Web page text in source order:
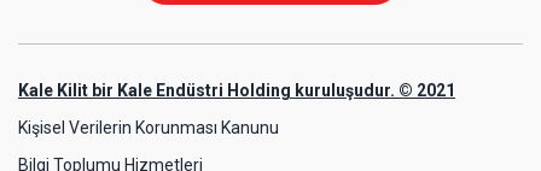
Kale Kilit bir Kale Endüstri Holding kuruluşudur. © 2021
Kişisel Verilerin Korunması Kanunu
Bilgi Toplumu Hizmetleri